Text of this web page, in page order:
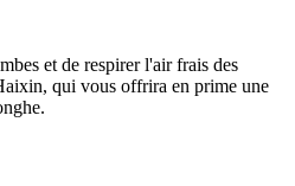
et de respirer l'air frais des
qui vous offrira en prime une